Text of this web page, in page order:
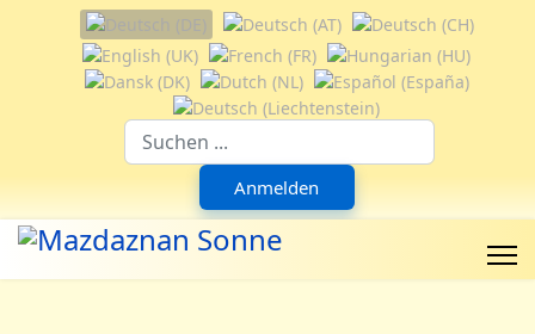
Sprache auswählen
Anmelden